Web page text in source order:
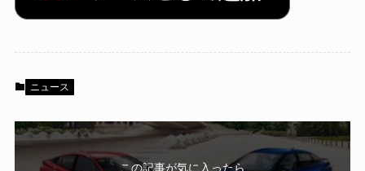
ニュース
この記事が気に入ったら